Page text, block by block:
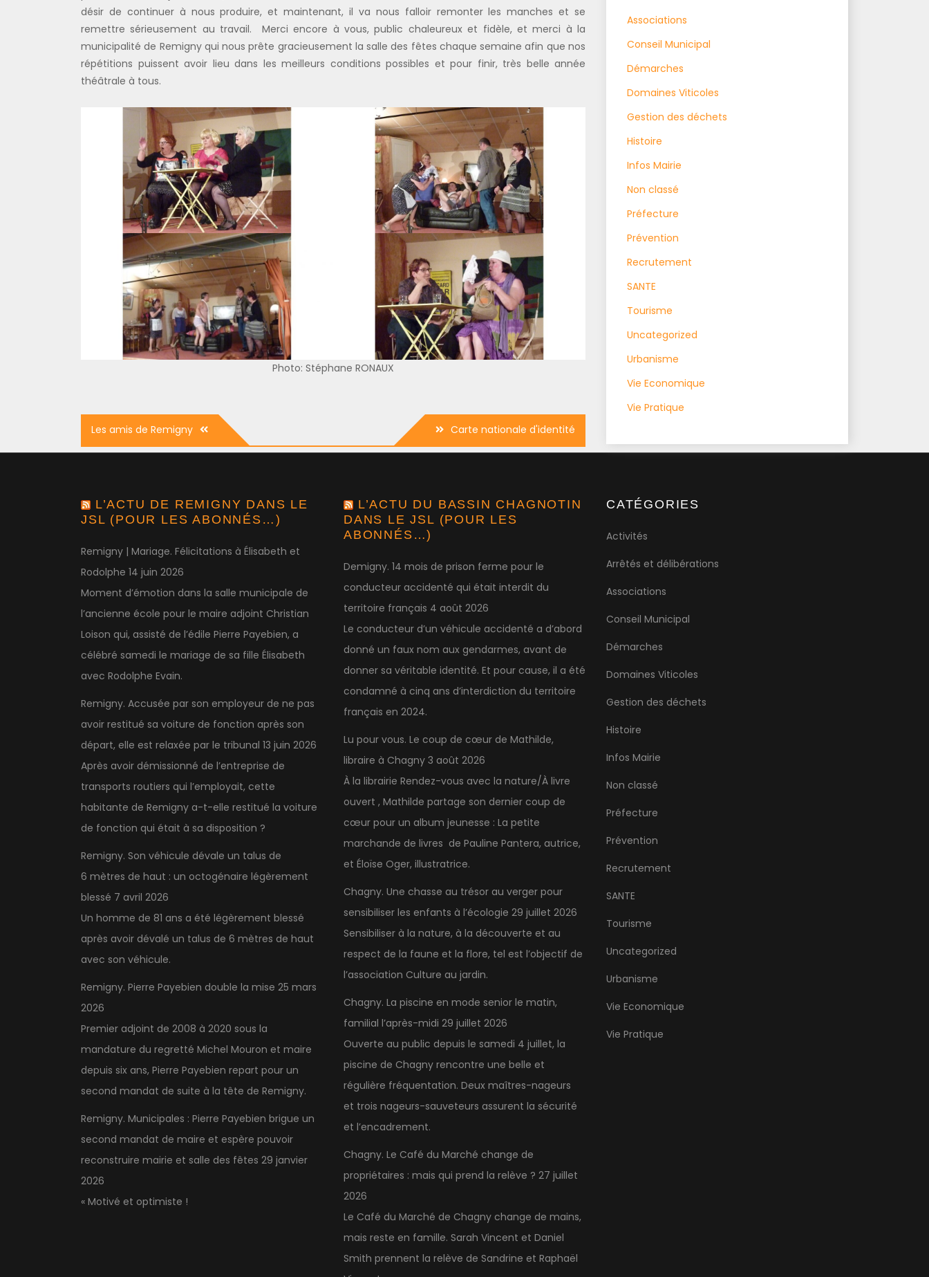
désir de continuer à nous produire, et maintenant, il va nous falloir remonter les manches et se
remettre sérieusement au travail. Merci encore à vous, public chaleureux et fidèle, et merci à la
municipalité de Remigny qui nous prête gracieusement la salle des fêtes chaque semaine afin que nos
répétitions puissent avoir lieu dans les meilleurs conditions possibles et pour finir, très belle année
théâtrale à tous.
Photo: Stéphane RONAUX
Navigation
de
Les amis de Remigny Carte nationale d'identité
Associations
Conseil Municipal
Démarches
Domaines Viticoles
Gestion des déchets
Histoire
Infos Mairie
Non classé
Préfecture
Prévention
Recrutement
SANTE
Tourisme
Uncategorized
Urbanisme
Vie Economique
Vie Pratique
L’ACTU DE REMIGNY DANS LE
JSL (POUR LES ABONNÉS…)
Remigny | Mariage. Félicitations à Élisabeth et
Rodolphe 14 juin 2026
Moment d’émotion dans la salle municipale de
l’ancienne école pour le maire adjoint Christian
Loison qui, assisté de l’édile Pierre Payebien, a
célébré samedi le mariage de sa fille Élisabeth
avec Rodolphe Evain.
Remigny. Accusée par son employeur de ne pas
avoir restitué sa voiture de fonction après son
départ, elle est relaxée par le tribunal 13 juin 2026
Après avoir démissionné de l’entreprise de
transports routiers qui l’employait, cette
habitante de Remigny a-t-elle restitué la voiture
de fonction qui était à sa disposition ?
Remigny. Son véhicule dévale un talus de
6 mètres de haut : un octogénaire légèrement
blessé 7 avril 2026
Un homme de 81 ans a été légèrement blessé
après avoir dévalé un talus de 6 mètres de haut
avec son véhicule.
Remigny. Pierre Payebien double la mise 25 mars
2026
Premier adjoint de 2008 à 2020 sous la
mandature du regretté Michel Mouron et maire
depuis six ans, Pierre Payebien repart pour un
second mandat de suite à la tête de Remigny.
Remigny. Municipales : Pierre Payebien brigue un
second mandat de maire et espère pouvoir
reconstruire mairie et salle des fêtes 29 janvier
2026
« Motivé et optimiste !
L’ACTU DU BASSIN CHAGNOTIN
DANS LE JSL (POUR LES
ABONNÉS…)
Demigny. 14 mois de prison ferme pour le
conducteur accidenté qui était interdit du
territoire français 4 août 2026
Le conducteur d’un véhicule accidenté a d’abord
donné un faux nom aux gendarmes, avant de
donner sa véritable identité. Et pour cause, il a été
condamné à cinq ans d’interdiction du territoire
français en 2024.
Lu pour vous. Le coup de cœur de Mathilde,
libraire à Chagny 3 août 2026
À la librairie Rendez-vous avec la nature/À livre
ouvert , Mathilde partage son dernier coup de
cœur pour un album jeunesse : La petite
marchande de livres de Pauline Pantera, autrice,
et Éloïse Oger, illustratrice.
Chagny. Une chasse au trésor au verger pour
sensibiliser les enfants à l’écologie 29 juillet 2026
Sensibiliser à la nature, à la découverte et au
respect de la faune et la flore, tel est l’objectif de
l’association Culture au jardin.
Chagny. La piscine en mode senior le matin,
familial l’après-midi 29 juillet 2026
Ouverte au public depuis le samedi 4 juillet, la
piscine de Chagny rencontre une belle et
régulière fréquentation. Deux maîtres-nageurs
et trois nageurs-sauveteurs assurent la sécurité
et l’encadrement.
Chagny. Le Café du Marché change de
propriétaires : mais qui prend la relève ? 27 juillet
2026
Le Café du Marché de Chagny change de mains,
mais reste en famille. Sarah Vincent et Daniel
Smith prennent la relève de Sandrine et Raphaël
CATÉGORIES
Activités
Arrêtés et délibérations
Associations
Conseil Municipal
Démarches
Domaines Viticoles
Gestion des déchets
Histoire
Infos Mairie
Non classé
Préfecture
Prévention
Recrutement
SANTE
Tourisme
Uncategorized
Urbanisme
Vie Economique
Vie Pratique